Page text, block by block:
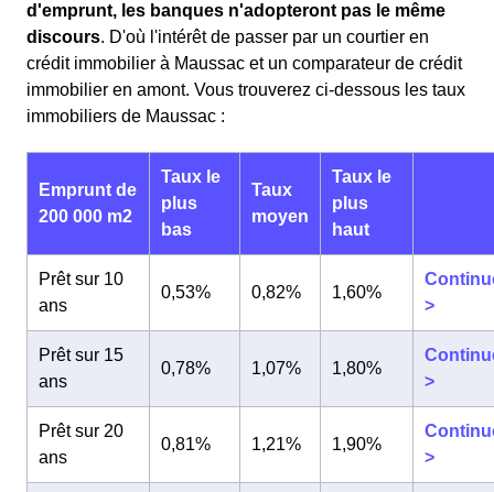
d'emprunt, les banques n'adopteront pas le même
discours. D'où l'intérêt de passer par un courtier en
crédit immobilier à Maussac et un comparateur de crédit
immobilier en amont. Vous trouverez ci-dessous les taux
immobiliers de Maussac :
Emprunt de
200 000 m2
Taux le
plus
bas
Taux
moyen
Taux le
plus
haut
Prêt sur 10
ans
0,53% 0,82% 1,60%
>
Prêt sur 15
ans
0,78% 1,07% 1,80%
>
Prêt sur 20
ans
0,81% 1,21% 1,90%
>